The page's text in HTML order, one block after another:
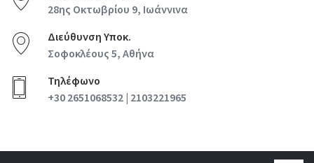
28ης Οκτωβρίου 9, Ιωάννινα
Διεύθυνση Υποκ.
Σοφοκλέους 5, Αθήνα
Τηλέφωνο
+30 2651068532 | 2103221965